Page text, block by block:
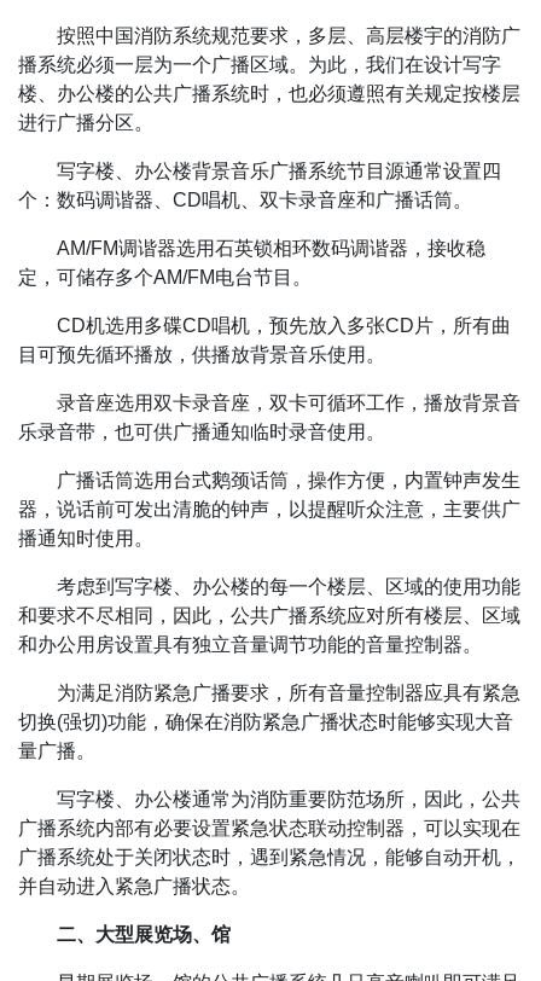
按照中国消防系统规范要求，多层、高层楼宇的消防广
播系统必须一层为一个广播区域。为此，我们在设计写字
楼、办公楼的公共广播系统时，也必须遵照有关规定按楼层
进行广播分区。
写字楼、办公楼背景音乐广播系统节目源通常设置四
个：数码调谐器、CD唱机、双卡录音座和广播话筒。
AM/FM调谐器选用石英锁相环数码调谐器，接收稳
定，可储存多个AM/FM电台节目。
CD机选用多碟CD唱机，预先放入多张CD片，所有曲
目可预先循环播放，供播放背景音乐使用。
录音座选用双卡录音座，双卡可循环工作，播放背景音
乐录音带，也可供广播通知临时录音使用。
广播话筒选用台式鹅颈话筒，操作方便，内置钟声发生
器，说话前可发出清脆的钟声，以提醒听众注意，主要供广
播通知时使用。
考虑到写字楼、办公楼的每一个楼层、区域的使用功能
和要求不尽相同，因此，公共广播系统应对所有楼层、区域
和办公用房设置具有独立音量调节功能的音量控制器。
为满足消防紧急广播要求，所有音量控制器应具有紧急
切换(强切)功能，确保在消防紧急广播状态时能够实现大音
量广播。
写字楼、办公楼通常为消防重要防范场所，因此，公共
广播系统内部有必要设置紧急状态联动控制器，可以实现在
广播系统处于关闭状态时，遇到紧急情况，能够自动开机，
并自动进入紧急广播状态。
二、大型展览场、馆